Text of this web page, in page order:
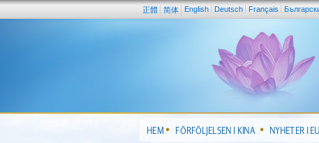
正體 简体 English Deutsch Français
HEM FÖRFÖLJELSEN I KINA NYHETER I